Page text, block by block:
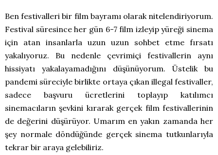
Ben festivalleri bir film bayramı olarak nitelendiriyorum.
Festival süresince her gün 6-7 film izleyip yüreği sinema
için atan insanlarla uzun uzun sohbet etme fırsatı
yakalıyoruz. Bu nedenle çevrimiçi festivallerin aynı
hissiyatı yakalayamadığını düşünüyorum. Üstelik bu
pandemi süreciyle birlikte ortaya çıkan illegal festivaller,
sadece başvuru ücretlerini toplayıp katılımcı
sinemacıların şevkini kırarak gerçek film festivallerinin
de değerini düşürüyor. Umarım en yakın zamanda her
şey normale döndüğünde gerçek sinema tutkunlarıyla
tekrar bir araya gelebiliriz.